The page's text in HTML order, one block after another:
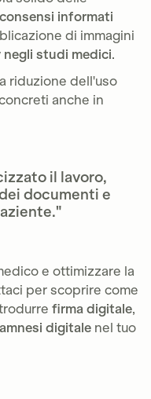
consensi informati
di immagini
negli studi medici.
riduzione dell'uso
anche in
il lavoro,
documenti e
e ottimizzare la
per scoprire come
firma digitale,
digitale nel tuo